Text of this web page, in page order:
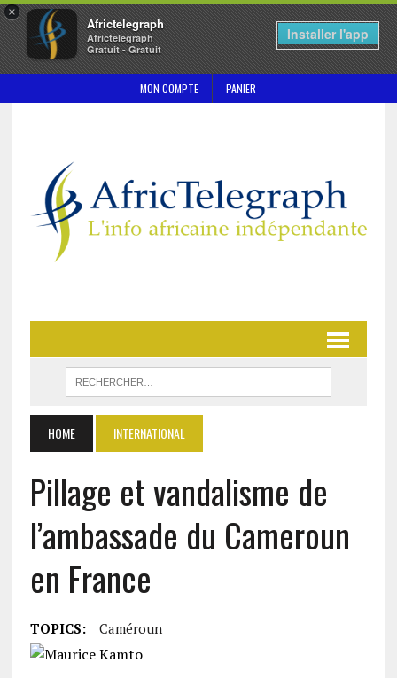
×
Africtelegraph
Africtelegraph
Gratuit - Gratuit
Installer l'app
MON COMPTE PANIER
HOME INTERNATIONAL
Pillage et vandalisme de
l’ambassade du Cameroun
en France
TOPICS: Caméroun